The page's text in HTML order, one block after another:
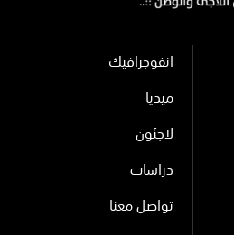
انفوجرافيك
ميديا
لاجئون
دراسات
تواصل معنا